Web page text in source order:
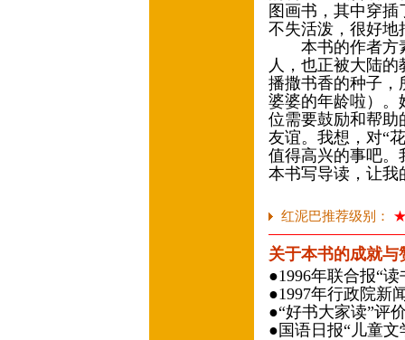
图画书，其中穿
不失活泼，很好
本书的作者方素
人，也正被大陆
播撒书香的种子，
婆婆的年龄啦）。
位需要鼓励和帮助
友谊。我想，对“
值得高兴的事吧。
本书写导读，让
红泥巴推荐级别：
关于本书的成就与
●1996年联合报“
●1997年行政院新
●“好书大家读”评
●国语日报“儿童文